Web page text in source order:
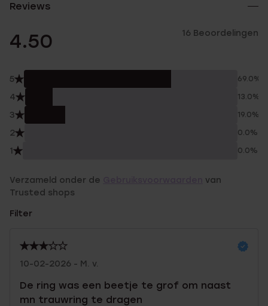
Reviews
4.50 16 Beoordelingen
5 69.0%
4 13.0%
3 19.0%
2 0.0%
1 0.0%
Verzameld onder de
van
Trusted shops
Filter
10-02-2026 - M. v.
De ring was een beetje te grof om naast
mn trauwring te dragen